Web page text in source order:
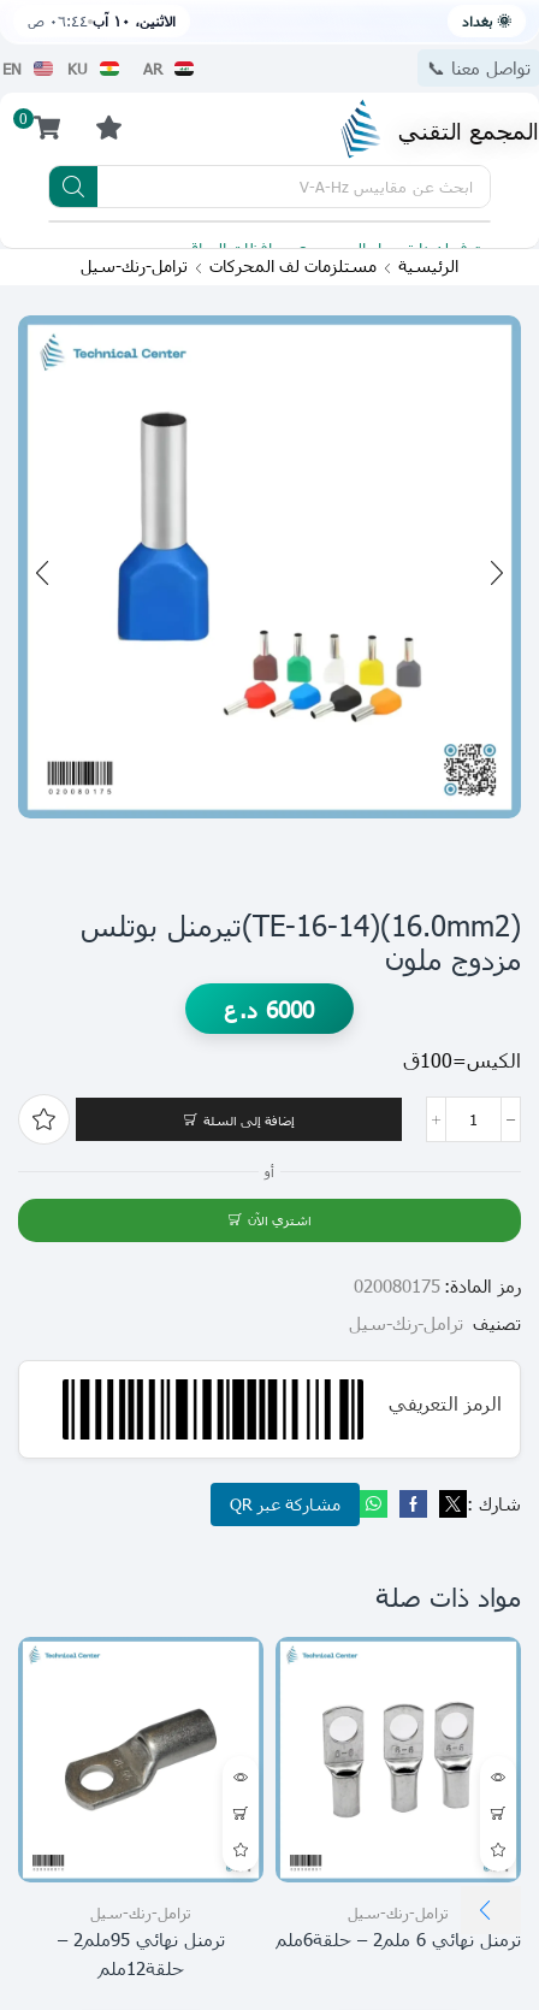
🌞 بغداد الاثنين، ١٠ آب ٠٦:٤٤ ص
تواصل معنا 📞 AR
KU
EN
المجمع التقني 0
ابحث عن مقاييس V-A-Hz
يتوفر لدينا توصيل الى جميع محافظات العراق
الرئيسية مستلزمات لف المحركات ترامل-رنك-سيل
(16.0mm2)(TE-16-14)تيرمنل بوتلس
مزدوج ملون
6000 د.ع
الكيس=100ق
إضافة إلى السلة
أو
اشتري الآن
رمز المادة: 020080175
تصنيف ترامل-رنك-سيل
الرمز التعريفي
شارك : مشاركة عبر QR
مواد ذات صلة
ترامل-رنك-سيل
ترمنل نهائي 6 ملم2 – حلقة6ملم
ترامل-رنك-سيل
ترمنل نهائي 95ملم2 –
حلقة12ملم